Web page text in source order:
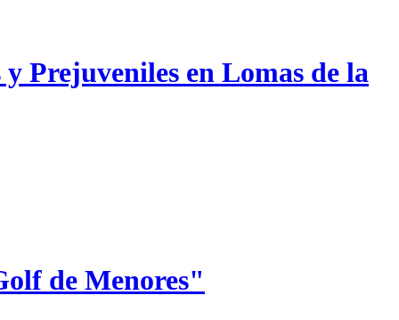
Prejuveniles en Lomas de la
de Menores"